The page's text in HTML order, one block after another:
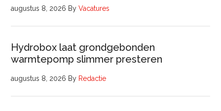
augustus 8, 2026 ByVacatures
Hydrobox laat grondgebonden
warmtepomp slimmer presteren
augustus 8, 2026 By Redactie